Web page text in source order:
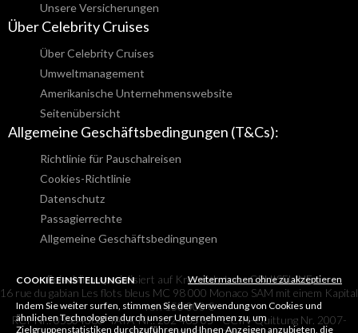
COOKIE EINSTELLUNGEN Weitermachen ohne zu akzeptieren
Indem Sie weiter surfen, stimmen Sie der Verwendung von Cookies und
ähnlichen Technologien durch unser Unternehmen zu, um
Zielgruppenstatistiken durchzuführen und Ihnen Anzeigen anzubieten, die
Unsere Versicherungen
Über Celebrity Cruises
Über Celebrity Cruises
Umweltmanagement
Amerikanische Unternehmenswebsite
Seitenübersicht
Allgemeine Geschäftsbedingungen (T&Cs):
Richtlinie für Pauschalreisen
Cookies-Richtlinie
Datenschutz
Passagierrechte
Allgemeine Geschäftsbedingungen
Reisebüro spezialisiert auf Kreuzfahrten - CRUISELINE
16 rue du gabian Les flots bleus MC 98 000 Monaco SAM mit einem Kapital
von 150 000 €
RCI-Nr.: 05S04380- IATA-Nr.: 202 465 05 - CCIN-Quittung Nr. 2007-